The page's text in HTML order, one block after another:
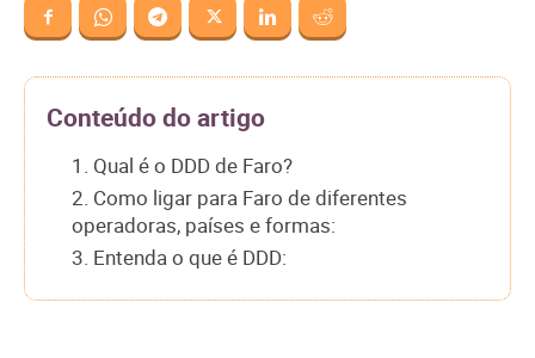
Conteúdo do artigo
1. Qual é o DDD de Faro?
2. Como ligar para Faro de diferentes
operadoras, países e formas:
3. Entenda o que é DDD: